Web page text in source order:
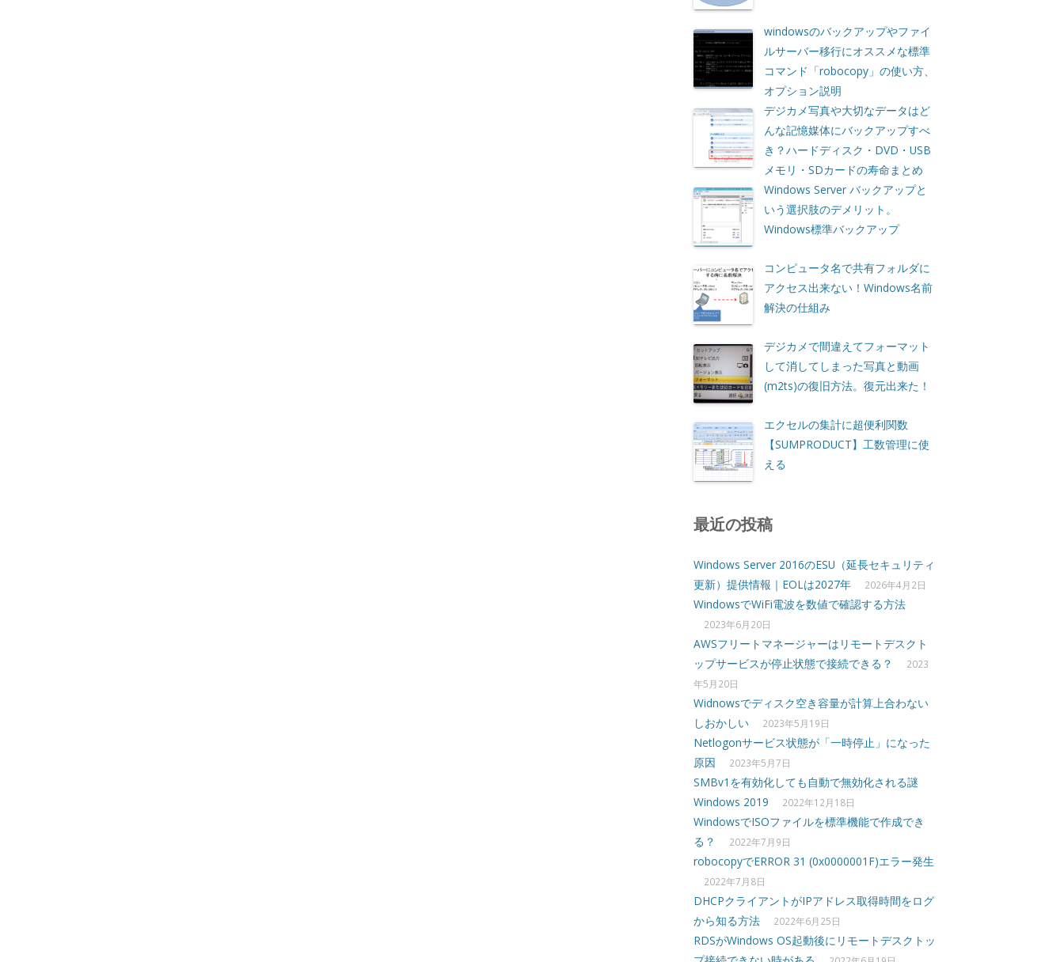
windowsのバックアップやファイ
ルサーバー移行にオススメな標準
コマンド「robocopy」の使い方、
オプション説明
デジカメ写真や大切なデータはど
んな記憶媒体にバックアップすべ
き？ハードディスク・DVD・USB
メモリ・SDカードの寿命まとめ
Windows Server バックアップと
いう選択肢のデメリット。
Windows標準バックアップ
コンピュータ名で共有フォルダに
アクセス出来ない！Windows名前
解決の仕組み
デジカメで間違えてフォーマット
して消してしまった写真と動画
(m2ts)の復旧方法。復元出来た！
エクセルの集計に超便利関数
【SUMPRODUCT】工数管理に使
える
最近の投稿
Windows Server 2016のESU（延長セキュリティ
更新）提供情報｜EOLは2027年
2026年4月2日
WindowsでWiFi電波を数値で確認する方法
2023年6月20日
AWSフリートマネージャーはリモートデスクト
ップサービスが停止状態で接続できる？
2023
年5月20日
Widnowsでディスク空き容量が計算上合わない
しおかしい
2023年5月19日
Netlogonサービス状態が「一時停止」になった
原因
2023年5月7日
SMBv1を有効化しても自動で無効化される謎
Windows 2019
2022年12月18日
WindowsでISOファイルを標準機能で作成でき
る？
2022年7月9日
robocopyでERROR 31 (0x0000001F)エラー発生
2022年7月8日
DHCPクライアントがIPアドレス取得時間をログ
から知る方法
2022年6月25日
RDSがWindows OS起動後にリモートデスクトッ